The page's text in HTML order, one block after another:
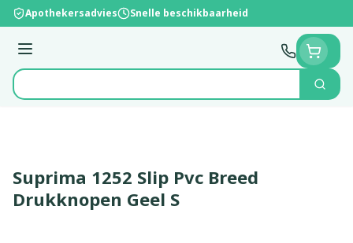
Ga naar de inhoud
Apothekersadvies Snelle beschikbaarheid
Menu
Product, merk, categorie...
Zoek
Suprima 1252 Slip Pvc Breed
Drukknopen Geel S